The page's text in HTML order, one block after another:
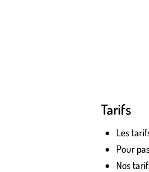
Tarifs
Les
Pour
Nos